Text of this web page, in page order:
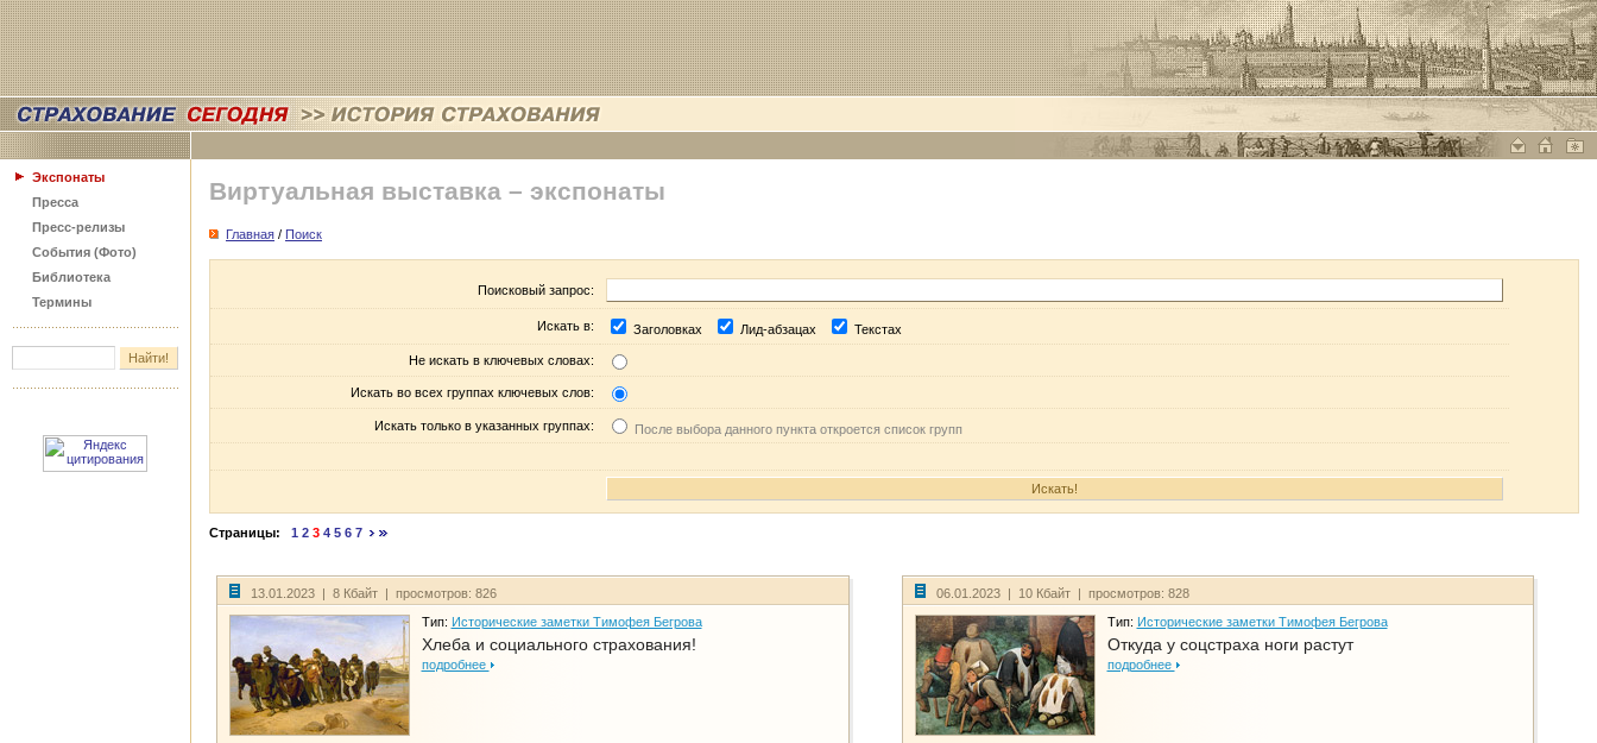
Экспонаты
Пресса
Пресс-релизы
События (Фото)
Библиотека
Термины
Виртуальная выставка – экспонаты
Главная / Поиск
Поисковый запрос:
Искать в: Заголовках Лид-абзацах Текстах
Не искать в ключевых словах:
Искать во всех группах ключевых слов:
Искать только в указанных группах: После выбора данного пункта откроется список групп
Страницы: 1 2 3 4 5 6 7
13.01.2023 | 8 Кбайт | просмотров: 826
Тип: Исторические заметки Тимофея Бегрова
Хлеба и социального страхования!
подробнее
06.01.2023 | 10 Кбайт | просмотров: 828
Тип: Исторические заметки Тимофея Бегрова
Откуда у соцстраха ноги растут
подробнее